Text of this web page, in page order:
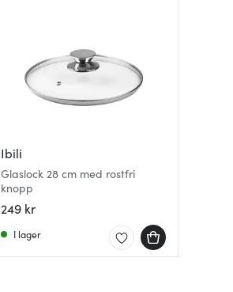
Ibili
Glaslock 28 cm med rostfri
knopp
249 kr
I lager